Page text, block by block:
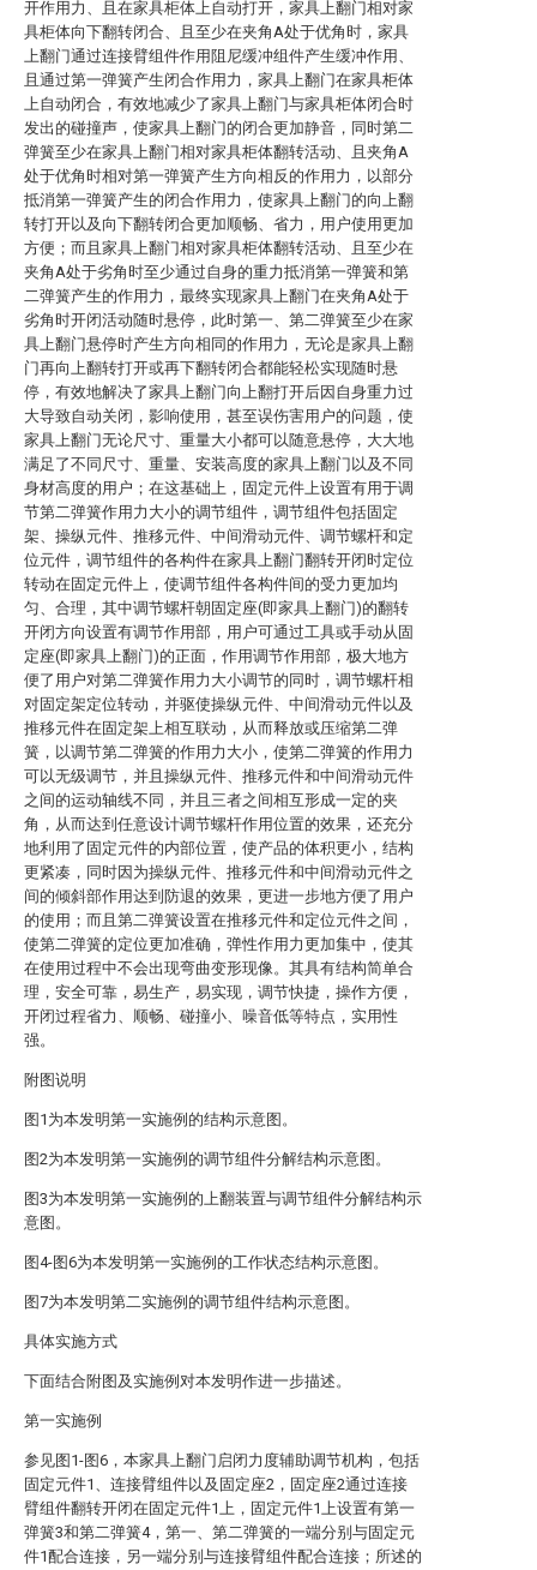
开作用力、且在家具柜体上自动打开，家具上翻门相对家
具柜体向下翻转闭合、且至少在夹角A处于优角时，家具
上翻门通过连接臂组件作用阻尼缓冲组件产生缓冲作用、
且通过第一弹簧产生闭合作用力，家具上翻门在家具柜体
上自动闭合，有效地减少了家具上翻门与家具柜体闭合时
发出的碰撞声，使家具上翻门的闭合更加静音，同时第二
弹簧至少在家具上翻门相对家具柜体翻转活动、且夹角A
处于优角时相对第一弹簧产生方向相反的作用力，以部分
抵消第一弹簧产生的闭合作用力，使家具上翻门的向上翻
转打开以及向下翻转闭合更加顺畅、省力，用户使用更加
方便；而且家具上翻门相对家具柜体翻转活动、且至少在
夹角A处于劣角时至少通过自身的重力抵消第一弹簧和第
二弹簧产生的作用力，最终实现家具上翻门在夹角A处于
劣角时开闭活动随时悬停，此时第一、第二弹簧至少在家
具上翻门悬停时产生方向相同的作用力，无论是家具上翻
门再向上翻转打开或再下翻转闭合都能轻松实现随时悬
停，有效地解决了家具上翻门向上翻打开后因自身重力过
大导致自动关闭，影响使用，甚至误伤害用户的问题，使
家具上翻门无论尺寸、重量大小都可以随意悬停，大大地
满足了不同尺寸、重量、安装高度的家具上翻门以及不同
身材高度的用户；在这基础上，固定元件上设置有用于调
节第二弹簧作用力大小的调节组件，调节组件包括固定
架、操纵元件、推移元件、中间滑动元件、调节螺杆和定
位元件，调节组件的各构件在家具上翻门翻转开闭时定位
转动在固定元件上，使调节组件各构件间的受力更加均
匀、合理，其中调节螺杆朝固定座(即家具上翻门)的翻转
开闭方向设置有调节作用部，用户可通过工具或手动从固
定座(即家具上翻门)的正面，作用调节作用部，极大地方
便了用户对第二弹簧作用力大小调节的同时，调节螺杆相
对固定架定位转动，并驱使操纵元件、中间滑动元件以及
推移元件在固定架上相互联动，从而释放或压缩第二弹
簧，以调节第二弹簧的作用力大小，使第二弹簧的作用力
可以无级调节，并且操纵元件、推移元件和中间滑动元件
之间的运动轴线不同，并且三者之间相互形成一定的夹
角，从而达到任意设计调节螺杆作用位置的效果，还充分
地利用了固定元件的内部位置，使产品的体积更小，结构
更紧凑，同时因为操纵元件、推移元件和中间滑动元件之
间的倾斜部作用达到防退的效果，更进一步地方便了用户
的使用；而且第二弹簧设置在推移元件和定位元件之间，
使第二弹簧的定位更加准确，弹性作用力更加集中，使其
在使用过程中不会出现弯曲变形现像。其具有结构简单合
理，安全可靠，易生产，易实现，调节快捷，操作方便，
开闭过程省力、顺畅、碰撞小、噪音低等特点，实用性
强。
附图说明
图1为本发明第一实施例的结构示意图。
图2为本发明第一实施例的调节组件分解结构示意图。
图3为本发明第一实施例的上翻装置与调节组件分解结构示
意图。
图4-图6为本发明第一实施例的工作状态结构示意图。
图7为本发明第二实施例的调节组件结构示意图。
具体实施方式
下面结合附图及实施例对本发明作进一步描述。
第一实施例
参见图1-图6，本家具上翻门启闭力度辅助调节机构，包括
固定元件1、连接臂组件以及固定座2，固定座2通过连接
臂组件翻转开闭在固定元件1上，固定元件1上设置有第一
弹簧3和第二弹簧4，第一、第二弹簧的一端分别与固定元
件1配合连接，另一端分别与连接臂组件配合连接；所述的